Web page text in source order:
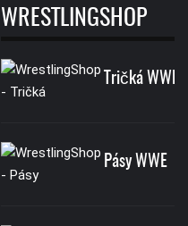
WRESTLINGSHOP
Tričká WWE
Pásy WWE